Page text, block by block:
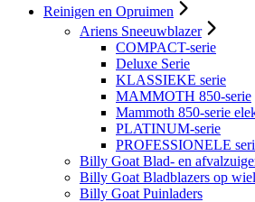
Reinigen en Opruimen
Ariens Sneeuwblazer
COMPACT-serie
Deluxe Serie
KLASSIEKE serie
MAMMOTH 850-serie
Mammoth 850-serie
PLATINUM-serie
PROFESSIONELE
Billy Goat Blad- en
Billy Goat Bladblazers op
Billy Goat Puinladers